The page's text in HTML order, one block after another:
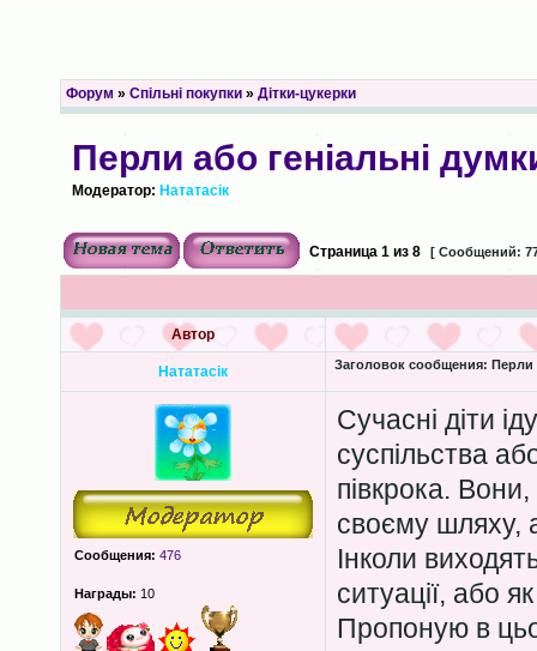
Форум » Спільні покупки» Дітки-цукерки
Перли або геніальні
Модератор: Нататасік
Страница 1из 8 [ Сообщений:
Автор
Нататасік Заголовок сообщения: Перли
Сообщения: 476
Награды: 10
Сучасні діти
суспільства
півкрока.
своєму шляху,
Інколи
ситуації, або
Пропоную в